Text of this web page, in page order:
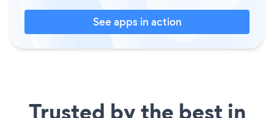
See apps in action
Trusted by the best in